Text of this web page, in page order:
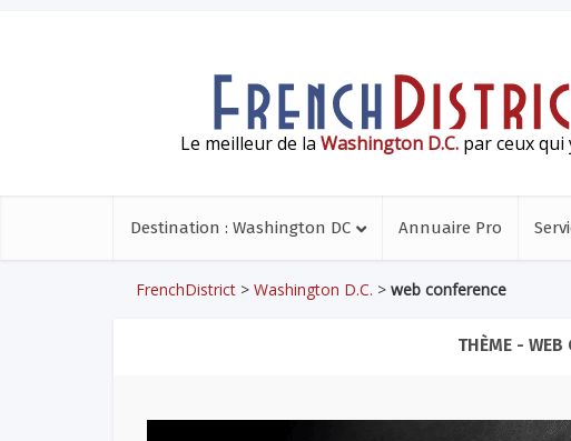
Le meilleur de la Washington D.C. par ceux qui
Destination : Washington DC Annuaire Pro
FrenchDistrict > Washington D.C. > web conference
THÈME - WEB